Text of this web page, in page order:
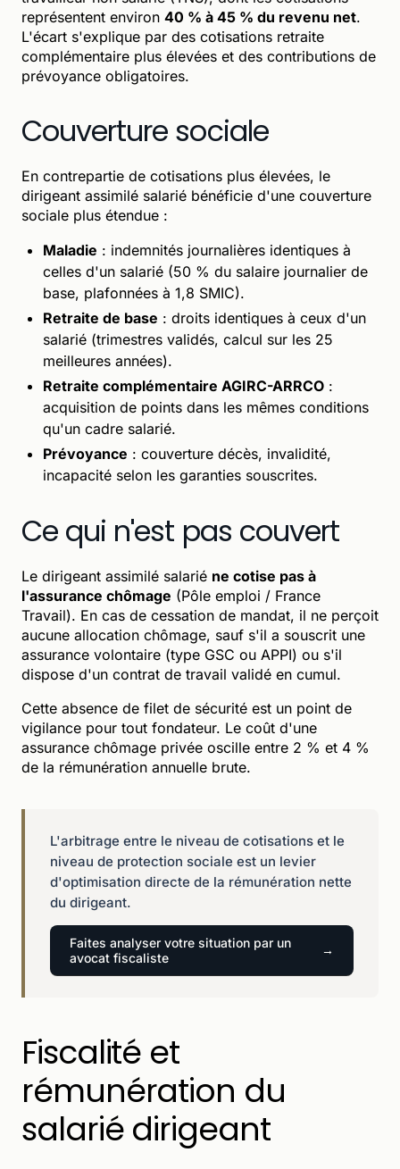
représentent environ 40 % à 45 % du revenu net.
L'écart s'explique par des cotisations retraite
complémentaire plus élevées et des contributions de
prévoyance obligatoires.
Couverture sociale
En contrepartie de cotisations plus élevées, le
dirigeant assimilé salarié bénéficie d'une couverture
sociale plus étendue :
Maladie : indemnités journalières identiques à
celles d'un salarié (50 % du salaire journalier de
base, plafonnées à 1,8 SMIC).
Retraite de base : droits identiques à ceux d'un
salarié (trimestres validés, calcul sur les 25
meilleures années).
Retraite complémentaire AGIRC-ARRCO :
acquisition de points dans les mêmes conditions
qu'un cadre salarié.
Prévoyance : couverture décès, invalidité,
incapacité selon les garanties souscrites.
Ce qui n'est pas couvert
Le dirigeant assimilé salarié ne cotise pas à
l'assurance chômage (Pôle emploi / France
Travail). En cas de cessation de mandat, il ne perçoit
aucune allocation chômage, sauf s'il a souscrit une
assurance volontaire (type GSC ou APPI) ou s'il
dispose d'un contrat de travail validé en cumul.
Cette absence de filet de sécurité est un point de
vigilance pour tout fondateur. Le coût d'une
assurance chômage privée oscille entre 2 % et 4 %
de la rémunération annuelle brute.
L'arbitrage entre le niveau de cotisations et le
niveau de protection sociale est un levier
d'optimisation directe de la rémunération nette
du dirigeant.
Faites analyser votre situation par un
avocat fiscaliste
Fiscalité et
rémunération du
salarié dirigeant